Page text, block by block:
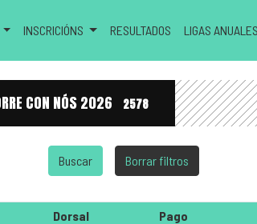
INSCRICIÓNS RESULTADOS LIGAS ANUALES
CON NÓS 2026 2578
Borrar filtros
Dorsal Pago